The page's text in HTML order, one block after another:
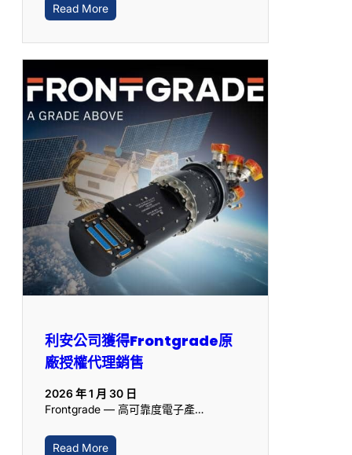
Read More
利安公司獲得Frontgrade原
廠授權代理銷售
2026 年 1 月 30 日
Frontgrade — 高可靠度電子產…
Read More